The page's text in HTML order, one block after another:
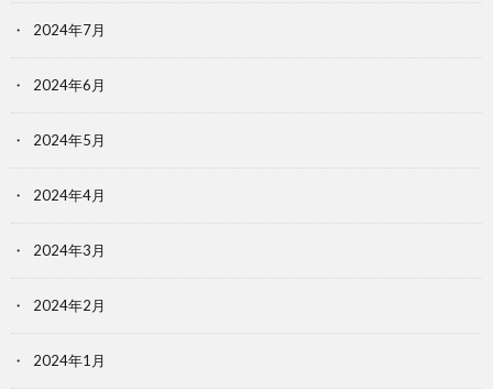
2024年7月
2024年6月
2024年5月
2024年4月
2024年3月
2024年2月
2024年1月